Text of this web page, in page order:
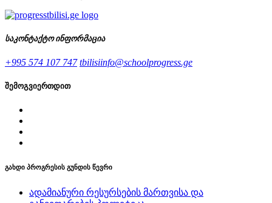
საკონტაქტო ინფორმაცია
+995 574 107 747 tbilisiinfo@schoolprogress.ge
შემოგვიერთდით
გახდი პროგრესის გუნდის წევრი
ადამიანური რესურსების მართვისა და